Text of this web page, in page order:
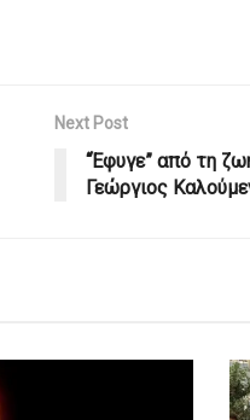
Next Post
“Έφυγε” από τη
Γεώργιος